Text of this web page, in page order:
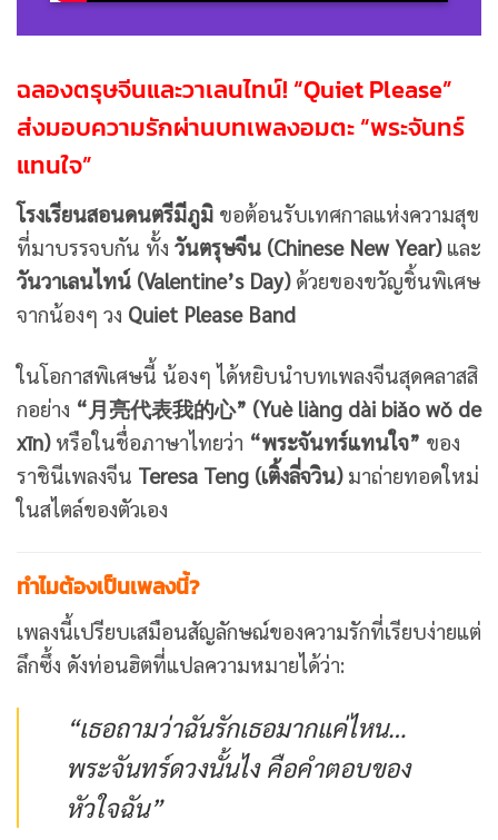
ฉลองตรุษจีนและวาเลนไทน์! “Quiet Please”
ส่งมอบความรักผ่านบทเพลงอมตะ “พระจันทร์
แทนใจ”
โรงเรียนสอนดนตรีมีภูมิ ขอต้อนรับเทศกาลแห่งความสุข
ที่มาบรรจบกัน ทั้ง วันตรุษจีน (Chinese New Year)และ
วันวาเลนไทน์ (Valentine’s Day)ด้วยของขวัญชิ้นพิเศษ
จากน้องๆ วง Quiet Please Band
ในโอกาสพิเศษนี้ น้องๆ ได้หยิบนำบทเพลงจีนสุดคลาสสิ
กอย่าง “月亮代表我的心” (Yuè liàng dài biǎo wǒ de
xīn)หรือในชื่อภาษาไทยว่า “พระจันทร์แทนใจ” ของ
ราชินีเพลงจีน Teresa Teng (เติ้งลี่จวิน)มาถ่ายทอดใหม่
ในสไตล์ของตัวเอง
ทำไมต้องเป็นเพลงนี้?
เพลงนี้เปรียบเสมือนสัญลักษณ์ของความรักที่เรียบง่ายแต่
ลึกซึ้ง ดังท่อนฮิตที่แปลความหมายได้ว่า:
“เธอถามว่าฉันรักเธอมากแค่ไหน…
พระจันทร์ดวงนั้นไง คือคำตอบของ
หัวใจฉัน”